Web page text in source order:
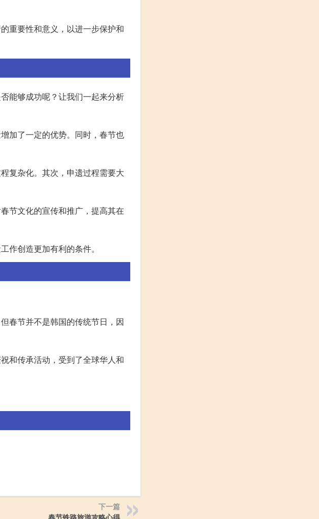
重要性和意义，以进一步保护和
能够成功呢？让我们一起来分析
加了一定的优势。同时，春节也
复杂化。其次，申遗过程需要大
节文化的宣传和推广，提高其在
作创造更加有利的条件。
春节并不是韩国的传统节日，因
和传承活动，受到了全球华人和
下一篇
春节铁路旅游攻略心得